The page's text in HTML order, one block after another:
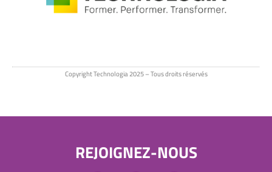
Copyright Technologia 2025 – Tous droits réservés
REJOIGNEZ-NOUS